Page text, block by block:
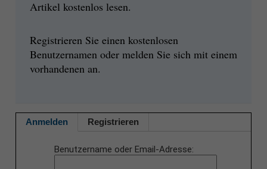
Artikel kostenlos lesen.
Registrieren Sie einen kostenlosen
Benutzernamen oder melden Sie sich mit einem
vorhandenen an.
Anmelden Registrieren
Benutzername oder Email-Adresse